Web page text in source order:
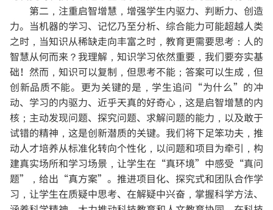
第二，注重启智增慧，增强学生内驱力、判断力、创造
力。 当机器的学习、记忆乃至分析、综合能力可能超越人类
之时，当知识从稀缺走向丰富之时，教育更需要思考：人的
智慧从何而来？我理解，知识学习依然重要，我们要夯实基
础！然而，知识可以复制，但思考不能；答案可以生成，但
创新品质不能。更为关键的是，学生追问“为什么”的冲
动、学习的内驱力、近乎天真的好奇心，这是启智增慧的内
核；主动发现问题、探究问题、求解问题的能力，以及敢于
试错的精神，这是创新潜质的关键。我们将下足笨功夫，推
动人才培养从标准化转向个性化，以问题和项目为牵引，构
建真实场所和学习场景，让学生在“真环境”中感受“真问
题”，给出“真方案”。推进项目化、探究式和团队合作学
习，让学生在质疑中思考、在解疑中兴奋，掌握科学方法、